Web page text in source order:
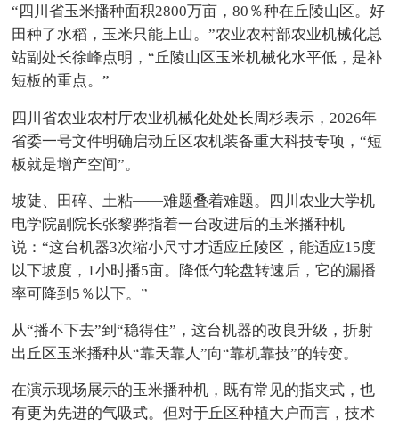
“四川省玉米播种面积2800万亩，80％种在丘陵山区。好
田种了水稻，玉米只能上山。”农业农村部农业机械化总
站副处长徐峰点明，“丘陵山区玉米机械化水平低，是补
短板的重点。”
四川省农业农村厅农业机械化处处长周杉表示，2026年
省委一号文件明确启动丘区农机装备重大科技专项，“短
板就是增产空间”。
坡陡、田碎、土粘——难题叠着难题。四川农业大学机
电学院副院长张黎骅指着一台改进后的玉米播种机
说：“这台机器3次缩小尺寸才适应丘陵区，能适应15度
以下坡度，1小时播5亩。降低勺轮盘转速后，它的漏播
率可降到5％以下。”
从“播不下去”到“稳得住”，这台机器的改良升级，折射
出丘区玉米播种从“靠天靠人”向“靠机靠技”的转变。
在演示现场展示的玉米播种机，既有常见的指夹式，也
有更为先进的气吸式。但对于丘区种植大户而言，技术